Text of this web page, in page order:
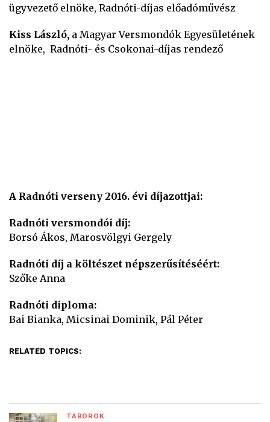
ügyvezető elnöke, Radnóti-díjas előadóművész
Kiss László, a Magyar Versmondók Egyesületének
elnöke, Radnóti- és Csokonai-díjas rendező
A Radnóti verseny 2016. évi díjazottjai:
Radnóti versmondói díj:
Borsó Ákos, Marosvölgyi Gergely
Radnóti díj a költészet népszerűsítéséért:
Szőke Anna
Radnóti diploma:
Bai Bianka, Micsinai Dominik, Pál Péter
RELATED TOPICS:
TÁBOROK